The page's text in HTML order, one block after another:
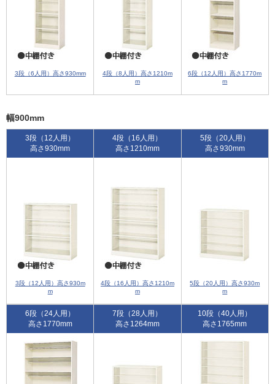
3段（6人用）高さ930mm
4段（8人用）高さ1210m
m
6段（12人用）高さ1770m
m
幅900mm
3段（12人用）
高さ930mm
3段（12人用）高さ930m
m
4段（16人用）
高さ1210mm
4段（16人用）高さ1210m
m
5段（20人用）
高さ930mm
5段（20人用）高さ930m
m
6段（24人用）
高さ1770mm
7段（28人用）
高さ1264mm
10段（40人用）
高さ1765mm